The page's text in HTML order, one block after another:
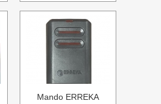
Mando ERREKA